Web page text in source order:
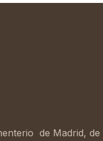
de Madrid, de